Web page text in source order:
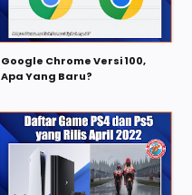
Google Chrome Versi 100,
Apa Yang Baru?